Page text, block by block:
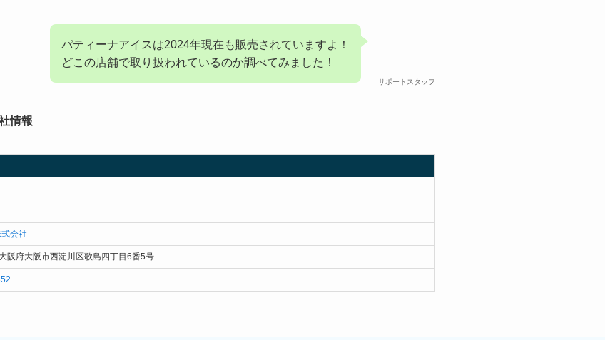
サポートスタッフ
パティーナアイスは2024年現在も販売されていますよ！
どこの店舗で取り扱われているのか調べてみました！
情報
会社
阪府大阪市西淀川区歌島四丁目6番5号